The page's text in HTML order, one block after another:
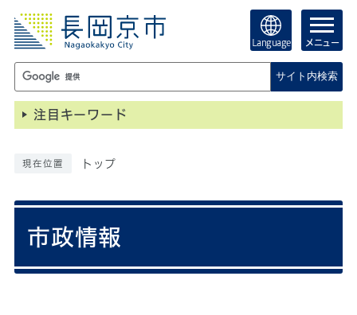
Language メニュー
サイト内検索
注目キーワード
現在位置 トップ
市政情報